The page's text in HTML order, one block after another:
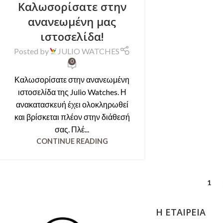
Καλωσορίσατε στην
ανανεωμένη μας
ιστοσελίδα!
Posted by JULIO WATCHES
0
Καλωσορίσατε στην ανανεωμένη
ιστοσελίδα της Julio Watches. Η
ανακατασκευή έχει ολοκληρωθεί
και βρίσκεται πλέον στην διάθεσή
σας. Πλέ...
CONTINUE READING
1
Η ΕΤΑΙΡΕΊΑ